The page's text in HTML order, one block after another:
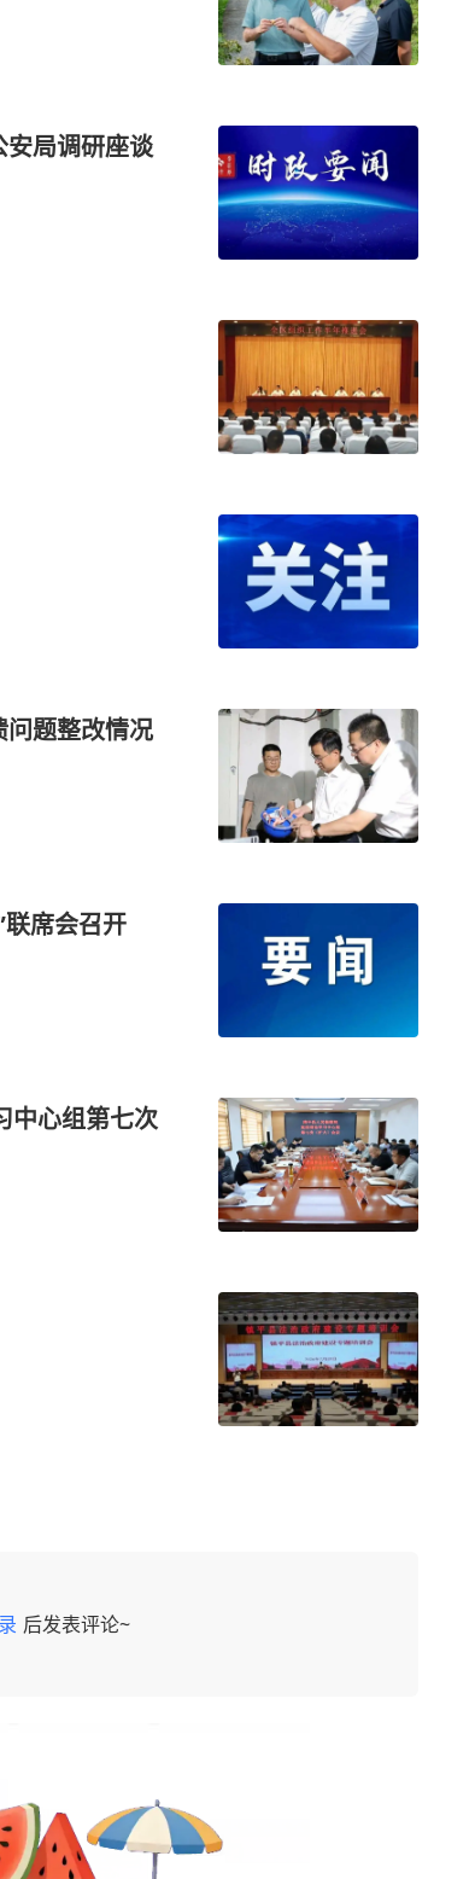
安局调研座谈
问题整改情况
席会召开
中心组第七次
后发表评论~